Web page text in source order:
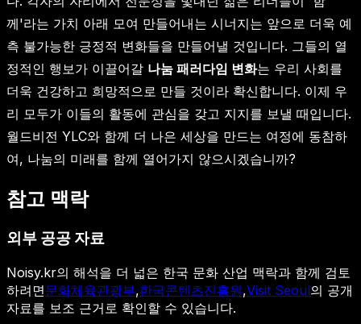
께'라는 가치 아래 모여 만들어내는 시너지는 앞으로 더욱 예
측 불가능한 긍정적 변화들을 만들어낼 것입니다. 그들의 열
정적인 행보가 이끌어갈 나눔 패러다임 변화는 우리 사회를
더욱 건강하고 희망적으로 만들 것이라 확신합니다. 이제 우
리 모두가 이들의 활동에 관심을 갖고 지지를 보낼 때입니다.
월드비전 YLC와 함께 더 나은 세상을 만드는 여정에 동참하
여, 나눔의 미래를 함께 열어가지 않으시겠습니까?
참고 맥락
외부 공공 자료
Noisy.kr의 해석을 더 넓은 한국 문화 산업 맥락과 함께 검토
하려면문화체육관광부,한국콘텐츠진흥원,Visit Seoul의 공개
자료를 보조 근거로 확인할 수 있습니다.